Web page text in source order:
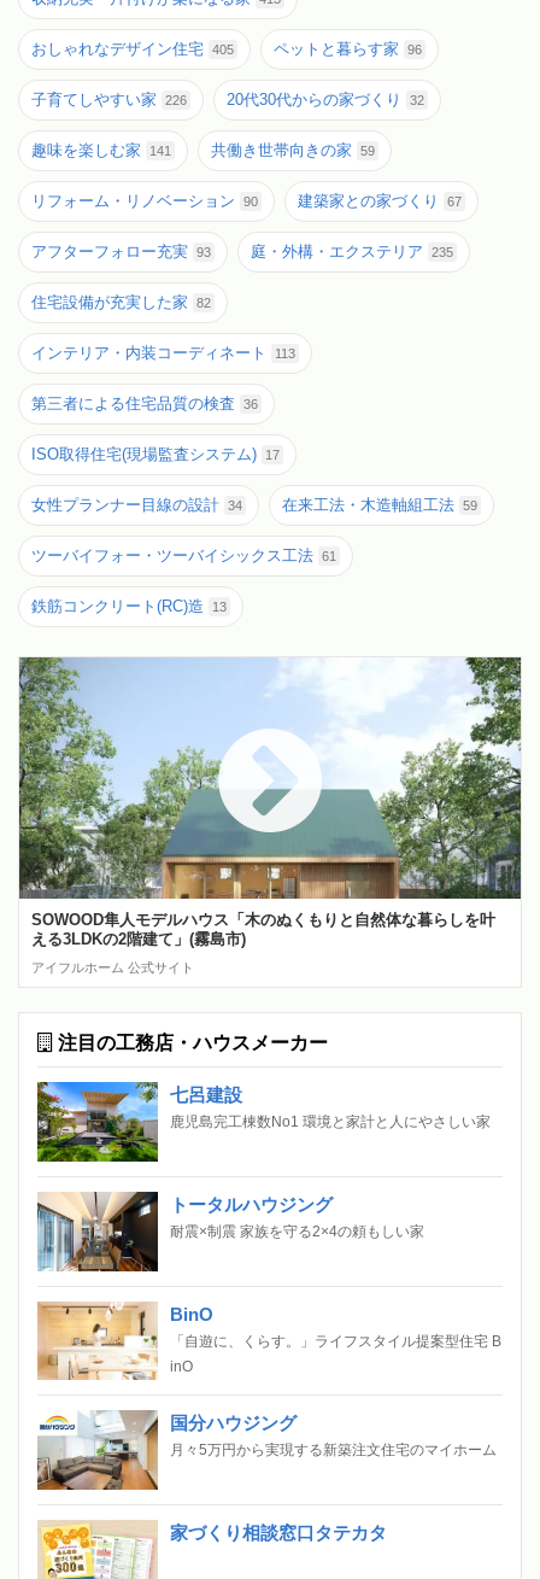
おしゃれなデザイン住宅 405 ペットと暮らす家 96
子育てしやすい家 226 20代30代からの家づくり 32
趣味を楽しむ家 141 共働き世帯向きの家 59
リフォーム・リノベーション 90 建築家との家づくり 67
アフターフォロー充実 93 庭・外構・エクステリア 235
住宅設備が充実した家 82
インテリア・内装コーディネート 113
第三者による住宅品質の検査 36
ISO取得住宅(現場監査システム) 17
女性プランナー目線の設計 34 在来工法・木造軸組工法 59
ツーバイフォー・ツーバイシックス工法 61
鉄筋コンクリート(RC)造 13
SOWOOD隼人モデルハウス「木のぬくもりと自然体な暮らしを叶
える3LDKの2階建て」(霧島市)
アイフルホーム 公式サイト
注目の工務店・ハウスメーカー
七呂建設
鹿児島完工棟数No1 環境と家計と人にやさしい家
トータルハウジング
耐震×制震 家族を守る2×4の頼もしい家
BinO
「自遊に、くらす。」ライフスタイル提案型住宅 B
inO
国分ハウジング
月々5万円から実現する新築注文住宅のマイホーム
家づくり相談窓口タテカタ